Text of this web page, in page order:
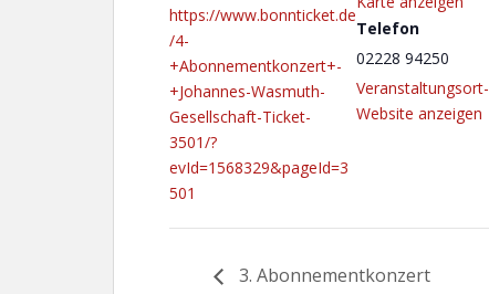
https://www.bonnticket.de
/4-
+Abonnementkonzert+-
+Johannes-Wasmuth-
Gesellschaft-Ticket-
3501/?
evId=1568329&pageId=3
501
Telefon
02228 94250
Veranstaltungsort-
Website anzeigen
3. Abonnementkonzert